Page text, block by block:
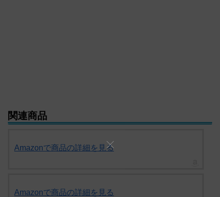
関連商品
Amazonで商品の詳細を見る
Amazonで商品の詳細を見る